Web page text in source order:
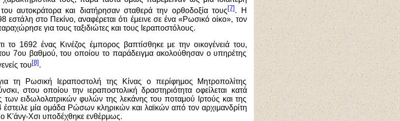
αυτοκράτορα και διατήρησαν σταθερά την ορθοδοξία τους [7]. Η
στο Πεκίνο, αναφέρεται ότι έμεινε σε ένα «Ρωσικό οίκο», τον
για τους ταξιδιώτες και τους Ιεραποστόλους.
το 1692 ένας Κινέζος έμπορος βαπτίσθηκε με την οικογένειά του,
7ου βαθμού, του οποίου το παράδειγμα ακολούθησαν ο υπηρέτης
του[8].
τη Ρωσική Ιεραποστολή της Κίνας ο περίφημος Μητροπολίτης
στου οποίου την ιεραποστολική δραστηριότητα οφείλεται κατά
των ειδωλολατρικών φυλών της λεκάνης του ποταμού Ιρτούς και της
έστειλε μία ομάδα Ρώσων κληρικών και λαϊκών από τον αρχιμανδρίτη
ο Κ'άνγ-Χσι υποδέχθηκε ενθέρμως.